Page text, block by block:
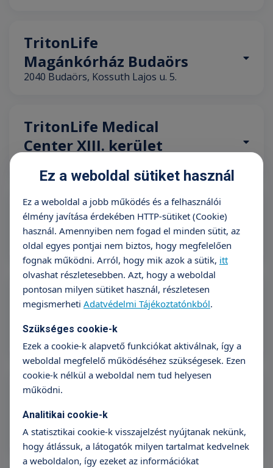
TritonLife
Magánkórház Budaörs
2040 Budaörs, Kossuth Lajos u. 5.
TritonLife Medical
Center XIII. kerület
TritonLife
Magánkórház Kaposvár
7400 Kaposvár, Ezredév u. 12.
TritonLife Medical
Center Eger
3300 Eger, Törvényház út 4. (Agria
Park Pláza II. emelet)
TritonLife Medical
Center Veszprém
8200 Veszprém, Vörösmarty Mihály tér
4
Ez a weboldal sütiket használ
Ez a weboldal a jobb működés és a felhasználói
élmény javítása érdekében HTTP-sütiket (Cookie)
használ. Amennyiben nem fogad el minden sütit, az
oldal egyes pontjai nem biztos, hogy megfelelően
fognak működni. Arról, hogy mik azok a sütik, itt
olvashat részletesebben. Azt, hogy a weboldal
pontosan milyen sütiket használ, részletesen
megismerheti Adatvédelmi Tájékoztatónkból.
Szükséges cookie-k
Ezek a cookie-k alapvető funkciókat aktiválnak, így a
weboldal megfelelő működéséhez szükségesek. Ezen
cookie-k nélkül a weboldal nem tud helyesen
működni.
Analitikai cookie-k
A statisztikai cookie-k visszajelzést nyújtanak nekünk,
hogy átlássuk, a látogatók milyen tartalmat kedvelnek
a weboldalon, így ezeket az információkat